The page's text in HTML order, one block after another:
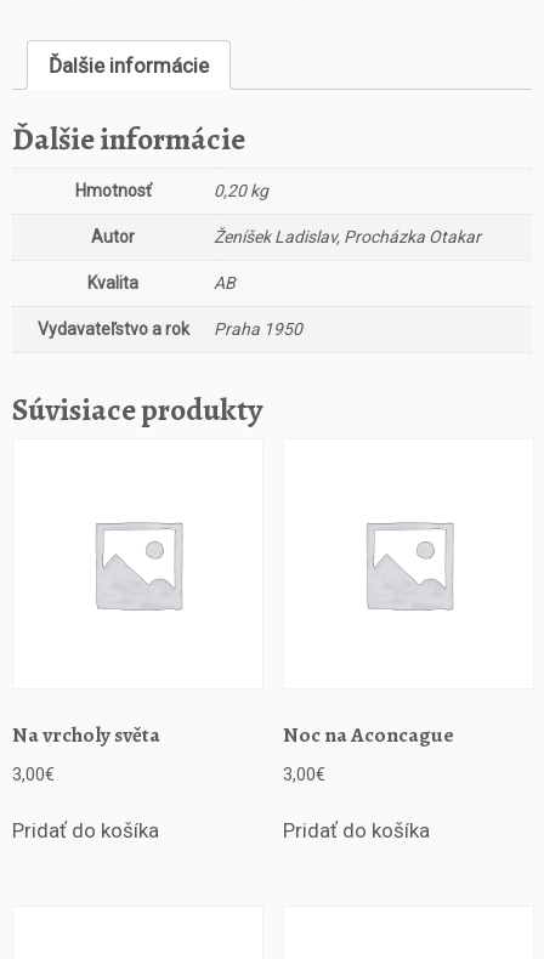
o
e
z
m
b
a
Ďalšie informácie
Ďalšie informácie
Hmotnosť 0,20 kg
Autor Ženíšek Ladislav, Procházka Otakar
Kvalita AB
Vydavateľstvo a rok Praha 1950
Súvisiace produkty
Na vrcholy světa
3,00€
Pridať do košíka
Noc na Aconcague
3,00€
Pridať do košíka